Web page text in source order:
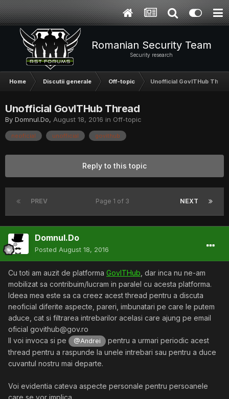
Romanian Security Team
Security research
Home Discutii generale Off-topic Unofficial GovITHub
Unofficial GovITHub Thread
By Domnul.Do, August 18, 2016 in Off-topic
neoficial unofficial govithub
Reply to this topic
PREV NEXT
Page 1 of 3
Domnul.Do
Posted August 18, 2016
Cu toti am auzit de platforma GovITHub , dar inca nu ne-am
mobilizat sa contribuim/lucram in paralel cu acesta platforma.
Ideea mea este sa ca creez acest thread pentru a discuta
neoficial diferite aspecte, pareri, imbunatari pe care le putem
aduce, cat si filtrarea intrebarilor acelasi care ajung pe email
oficial govithub@gov.ro
Il voi invoca si pe
@Andrei
pentru a urmari periodic acest
thread pentru a raspunde la unele intrebari sau pentru a duce
cuvantul nostru mai departe.
Voi evidentia cateva aspecte personale pentru persoanele